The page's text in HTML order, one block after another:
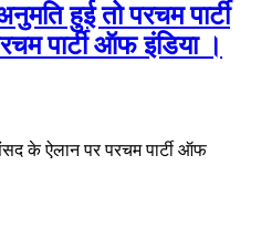
हुई तो परचम पार्टी
पार्टी ऑफ इंडिया ।
के ऐलान पर परचम पार्टी ऑफ